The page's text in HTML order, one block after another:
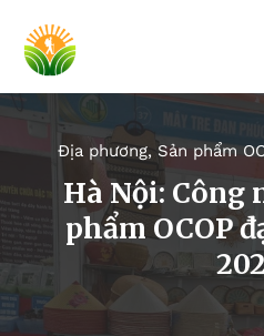
Địa phương, Sản phẩm
Hà Nội: Công
phẩm OCOP